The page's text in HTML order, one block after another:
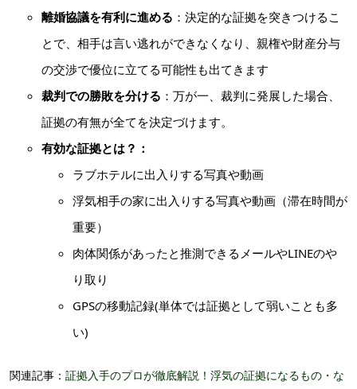
離婚協議を有利に進める ：決定的な証拠を突きつけるこ
とで、相手は言い逃れができなくなり、親権や財産分与
の交渉で優位に立てる可能性も出てきます
裁判での勝敗を分ける ：万が一、裁判に発展した場合、
証拠の有無が全てを決定づけます。
有効な証拠とは？：
ラブホテルに出入りする写真や動画
浮気相手の家に出入りする写真や動画（滞在時間が
重要）
肉体関係があったと推測できるメールやLINEのや
り取り
GPSの移動記録(単体では証拠として弱いことも多
い)
関連記事： 証拠入手のプロが徹底解説！浮気の証拠になるもの・な